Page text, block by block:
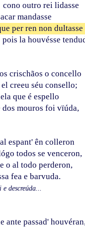
cono outro rei lidasse
mandasse
per ren non dultasse
pois la houvésse
crischãos o concello
el creeu séu consello;
que é espello
dos mouros foi vïúda,
espant' ên colleron
todos se venceron,
e o al todo perderon,
fea e barvuda.
descreúda...
ante passad'